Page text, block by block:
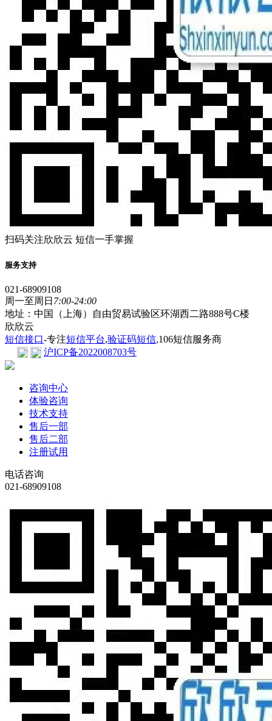
扫码关注欣欣云 短信一手掌握
服务支持
021-68909108
周一至周日 7:00-24:00
地址：中国（上海）自由贸易试验区环湖西二路888号C楼
欣欣云
短信接口-专注短信平台,验证码短信,106短信服务商
沪ICP备2022008703号
咨询中心
体验咨询
技术支持
售后一部
售后二部
注册试用
电话咨询
021-68909108